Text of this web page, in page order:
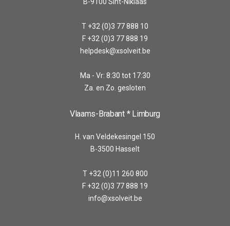
T +32 (0)3 77 888 10
F +32 (0)3 77 888 19
helpdesk@xsolveit.be
Ma - Vr: 8:30 tot 17:30
Za. en Zo. gesloten
Vlaams-Brabant * Limburg
H. van Veldekesingel 150
B-3500 Hasselt
T +32 (0)11 260 800
F +32 (0)3 77 888 19
info@xsolveit.be